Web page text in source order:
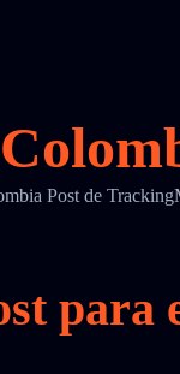
Post de
para